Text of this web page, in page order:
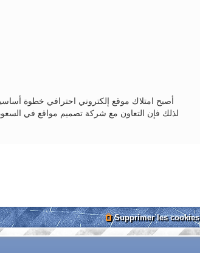
أصبح امتلاك موقع إلكتروني احترافي خطوة
لذلك فإن التعاون مع شركة تصميم مواقع في
Supprimer les cookies